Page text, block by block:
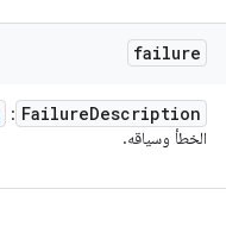
failure
FailureDescription
:
الخطأ وسياقه.